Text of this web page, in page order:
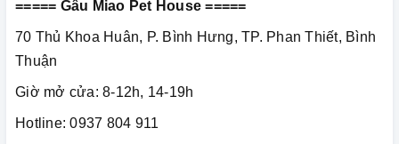
===== Gâu Miao Pet House =====
70 Thủ Khoa Huân, P. Bình Hưng, TP. Phan Thiết, Bình
Thuận
Giờ mở cửa: 8-12h, 14-19h
Hotline: 0937 804 911